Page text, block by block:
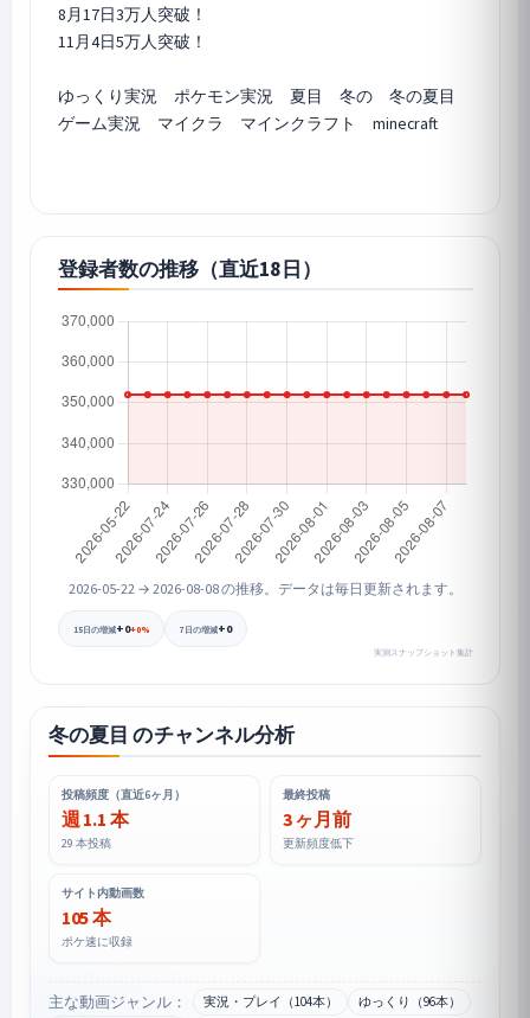
8月17日3万人突破！
11月4日5万人突破！
ゆっくり実況 ポケモン実況 夏目 冬の 冬の夏目
ゲーム実況 マイクラ マインクラフト minecraft
登録者数の推移（直近18日）
2026-05-22 → 2026-08-08 の推移。データは毎日更新されます。
15日の増減+0+0% 7日の増減+0
実測スナップショット集計
冬の夏目 のチャンネル分析
投稿頻度（直近6ヶ月）
週 1.1 本
29 本投稿
最終投稿
3 ヶ月前
更新頻度低下
サイト内動画数
105 本
ポケ速に収録
主な動画ジャンル： 実況・プレイ（104本）
ゆっくり（96本）